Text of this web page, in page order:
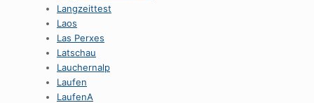
Langzeittest
Laos
Las Perxes
Latschau
Lauchernalp
Laufen
LaufenA